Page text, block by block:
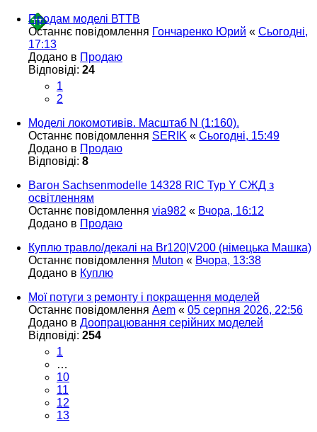
Продам моделі ВТТВ
Останнє повідомлення Гончаренко Юрий « Сьогодні,
17:13
Додано в Продаю
Відповіді: 24
1
2
Моделі локомотивів. Масштаб N (1:160).
Останнє повідомлення SERIK « Сьогодні, 15:49
Додано в Продаю
Відповіді: 8
Вагон Sachsenmodelle 14328 RIC Typ Y СЖД з
освітленням
Останнє повідомлення via982 « Вчора, 16:12
Додано в Продаю
Куплю травло/декалі на Br120|V200 (німецька Машка)
Останнє повідомлення Muton « Вчора, 13:38
Додано в Куплю
Мої потуги з ремонту і покращення моделей
Останнє повідомлення Aem « 05 серпня 2026, 22:56
Додано в Доопрацювання серійних моделей
Відповіді: 254
1
…
10
11
12
13